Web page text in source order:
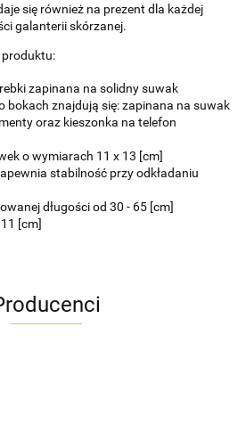
się również na prezent dla każdej
galanterii skórzanej.
zapinana na solidny suwak
bokach znajdują się: zapinana na suwak
oraz kieszonka na telefon
o wymiarach 11 x 13 [cm]
stabilność przy odkładaniu
długości od 30 - 65 [cm]
[cm]